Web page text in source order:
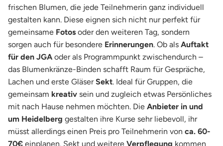
frischen Blumen, die jede Teilnehmerin ganz individuell
gestalten kann. Diese eignen sich nicht nur perfekt für
gemeinsame Fotos oder den weiteren Tag, sondern
sorgen auch für besondere Erinnerungen. Ob als Auftakt
für den JGA oder als Programmpunkt zwischendurch –
das Blumenkränze-Binden schafft Raum für Gespräche,
Lachen und erste GläserSekt. Ideal für Gruppen, die
gemeinsam kreativ sein und zugleich etwas Persönliches
mit nach Hause nehmen möchten. Die Anbieter in und
um Heidelberg gestalten ihre Kurse sehr liebevoll, ihr
müsst allerdings einen Preis pro Teilnehmerin von ca. 60-
70€ einplanen. Sekt und weitere Verpflegung kommen